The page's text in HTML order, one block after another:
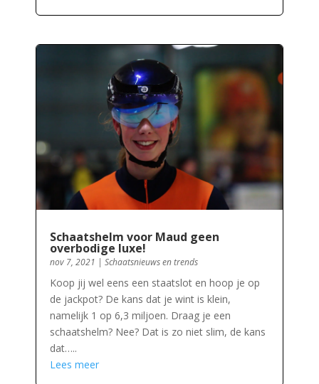
Schaatshelm voor Maud geen
overbodige luxe!
nov 7, 2021 | Schaatsnieuws en trends
Koop jij wel eens een staatslot en hoop je op
de jackpot? De kans dat je wint is klein,
namelijk 1 op 6,3 miljoen. Draag je een
schaatshelm? Nee? Dat is zo niet slim, de kans
dat…..
Lees meer